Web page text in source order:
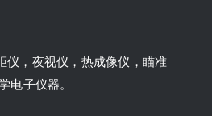
仪，夜视仪，热成像仪，瞄准
电子仪器。